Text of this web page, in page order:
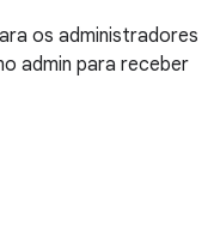
os administradores
admin para receber